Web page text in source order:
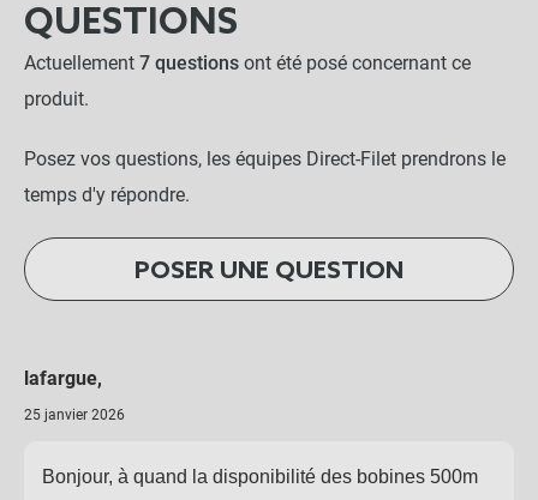
QUESTIONS
Actuellement 7 questions ont été posé concernant ce
produit.
Posez vos questions, les équipes Direct-Filet prendrons le
temps d'y répondre.
POSER UNE QUESTION
lafargue,
25 janvier 2026
Bonjour, à quand la disponibilité des bobines 500m